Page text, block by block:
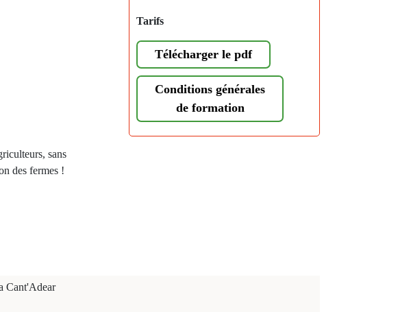
sans
des fermes !
Tarifs
Télécharger le pdf
Conditions générales
de formation
Cant'Adear